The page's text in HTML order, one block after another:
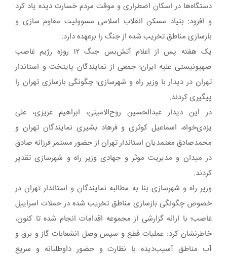
دستگاه‌ها در اسکان اضطراری و موقت مردم خسارت دیده یاد کرد
و افزود: بنیاد مسکن انقلاب اسلامی مسوولیت مقاوم سازی و
بازسازی مناطق تخریب شده از جنگ را برعهده دارد.
یک هفته پس از اعلام آتش‌بس جنگ ۱۲ روزه رژیم غاصب
صهیونیستی علیه ایران؛ جمعی از نمایندگان پایتخت و استاندار
تهران در دیدار با وزیر راه و شهرسازی؛ چگونگی بازسازی تهران را
پیگیری کردند.
در این دیدار عبدالحسین روح‌الامینی، ابراهیم عزیزی، علی
یزدی‌خواه، اسماعیل کوثری و فرهاد بشیری نمایندگان تهران و
محمدصادق معتمدیان استاندار تهران از حضور مستمر فرزانه صادق
در میدان و مدیریت موثر و جهادی وزیر راه و شهرسازی تقدیر
کردند.
وزیر راه و شهرسازی بنا به مطالبه نمایندگان و استاندار تهران در
خصوص چگونگی بازسازی مناطق تخریب شده در حملات اسراییل
غاصب؛ با ارائه گزارشی از مجموعه اقدامات انجام شده تا کنون،
خاطرنشان کرد: عملیات قطع و سپس وصل انشعابات گاز و برق و
آب مناطق آسیب‌دیده با نظارت و حضور داوطلبانه و سریع